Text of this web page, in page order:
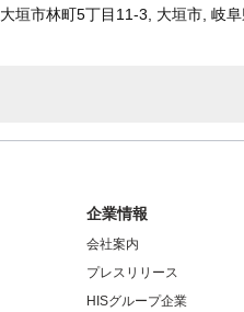
大垣市林町5丁目11-3, 大垣市, 岐
企業情報
会社案内
プレスリリース
HISグループ企業